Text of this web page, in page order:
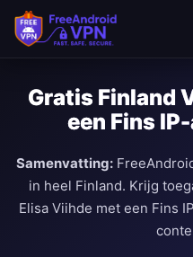
Ga naar hoofdinhoud
Gratis Finland
een Fins
Samenvatting:
in heel Finland. Krijg
Elisa Viihde met een Fins